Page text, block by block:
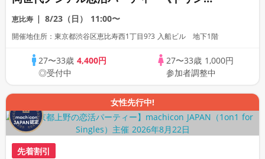
付き》《26名限定》《machicon JAPAN
主催》《上質な1対1相席専用会場》《全席
恵比寿 8/23（日） 11:00〜
開催地住所：東京都渋谷区恵比寿西1丁目9?3 入船ビル 地下1階
27〜33歳4,400円
◎受付中
27〜33歳 1,000円
参加者調整中
女性先行中!
先着割引